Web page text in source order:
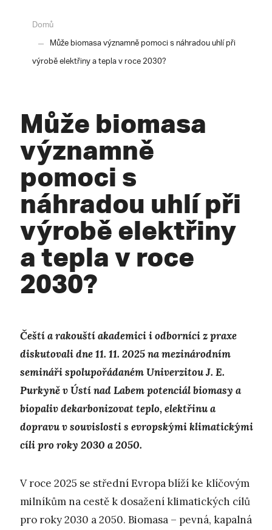
Domů
Může biomasa významně pomoci s náhradou uhlí při
výrobě elektřiny a tepla v roce 2030?
Může biomasa
významně
pomoci s
náhradou uhlí při
výrobě elektřiny
a tepla v roce
2030?
Čeští a rakouští akademici i odborníci z praxe
diskutovali dne 11. 11. 2025 na mezinárodním
semináři spolupořádaném Univerzitou J. E.
Purkyně v Ústí nad Labem potenciál biomasy a
biopaliv dekarbonizovat teplo, elektřinu a
dopravu v souvislosti s evropskými klimatickými
cíli pro roky 2030 a 2050.
V roce 2025 se střední Evropa blíží ke klíčovým
milníkům na cestě k dosažení klimatických cílů
pro roky 2030 a 2050. Biomasa – pevná, kapalná